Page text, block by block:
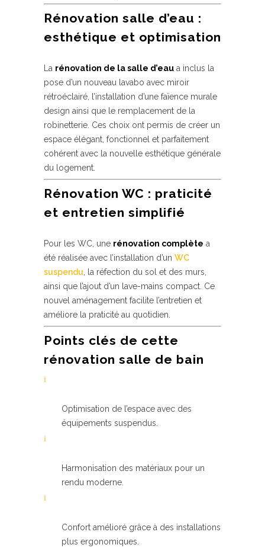
Rénovation salle d’eau :
esthétique et optimisation
La rénovation de la salle d’eau a inclus la
pose d’un nouveau lavabo avec miroir
rétroéclairé, l’installation d’une faïence murale
design ainsi que le remplacement de la
robinetterie. Ces choix ont permis de créer un
espace élégant, fonctionnel et parfaitement
cohérent avec la nouvelle esthétique générale
du logement.
Rénovation WC : praticité
et entretien simplifié
Pour les WC, une rénovation complète a
été réalisée avec l’installation d’un WC
suspendu , la réfection du sol et des murs,
ainsi que l’ajout d’un lave-mains compact. Ce
nouvel aménagement facilite l’entretien et
améliore la praticité au quotidien.
Points clés de cette
rénovation salle de bain
Optimisation de l’espace avec des
équipements suspendus.
Harmonisation des matériaux pour un
rendu moderne.
Confort amélioré grâce à des installations
plus ergonomiques.